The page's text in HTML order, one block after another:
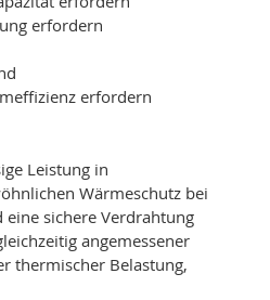
erfordern
erfordern
Leistung in
Wärmeschutz bei
sichere Verdrahtung
angemessener
thermischer Belastung,